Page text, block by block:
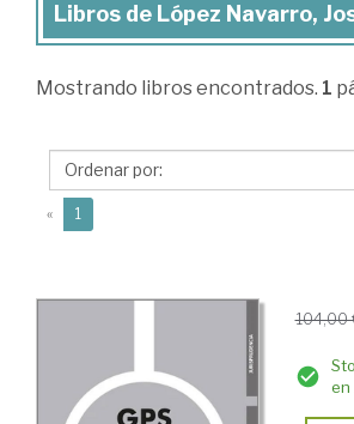
Libros
López
José
Francisco
Libros de López Navarro,
Mostrando libros encontrados. 1
« 1
104,00
en